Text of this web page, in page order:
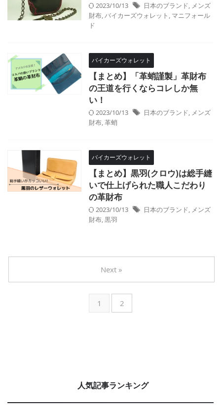
2023/10/13 日本のブランド
メンズ
財布 バイカーズウォレット マニフォール
ド
バイカーズウォレット
【まとめ】「革蛸謹製」革財布
の王道を行くならコレしか無
い！
2023/10/13 日本のブランド
メンズ
財布 革蛸
バイカーズウォレット
【まとめ】黒羽(クロウ)は総手縫
いで仕上げられた職人こだわり
の革財布
2023/10/13 日本のブランド
メンズ
財布 黒羽
1 2
Next »
人気記事ランキング